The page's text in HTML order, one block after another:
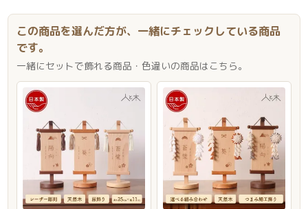
この商品を選んだ方が、一緒にチェックしている商品
です。
一緒にセットで飾れる商品・色違いの商品はこちら。